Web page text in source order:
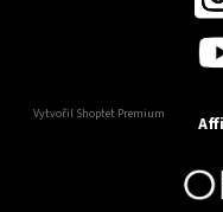
Vytvořil Shoptet Premium